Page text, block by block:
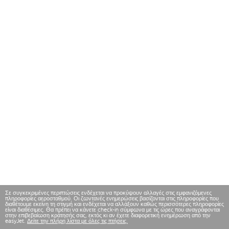
Σε συγκεκριμένες περιπτώσεις ενδέχεται να προκύψουν αλλαγές στις εμφανιζόμενες
πληροφορίες αεροσταθμού. Οι ζωντανές ενημερώσεις βασίζονται στις πληροφορίες που
διαθέτουμε εκείνη τη στιγμή και ενδέχεται να αλλάξουν καθώς περισσότερες πληροφορίες
είναι διαθέσιμες. Θα πρέπει να κάνετε check-in σύμφωνα με τις ώρες που αναγράφονται
στην επιβεβαίωση κράτησής σας, εκτός κι αν έχετε διαφορετική ενημέρωση από την
easyJet. Δείτε την πλήρη λίστα με όλες τις πτήσεις.